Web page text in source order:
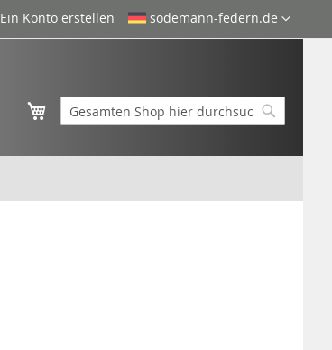
Sprachesodemann-federn.de
Ein Konto erstellen
Mein Warenkorb
Suche